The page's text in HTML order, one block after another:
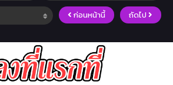
ก่อนหน้านี้ ถัดไป